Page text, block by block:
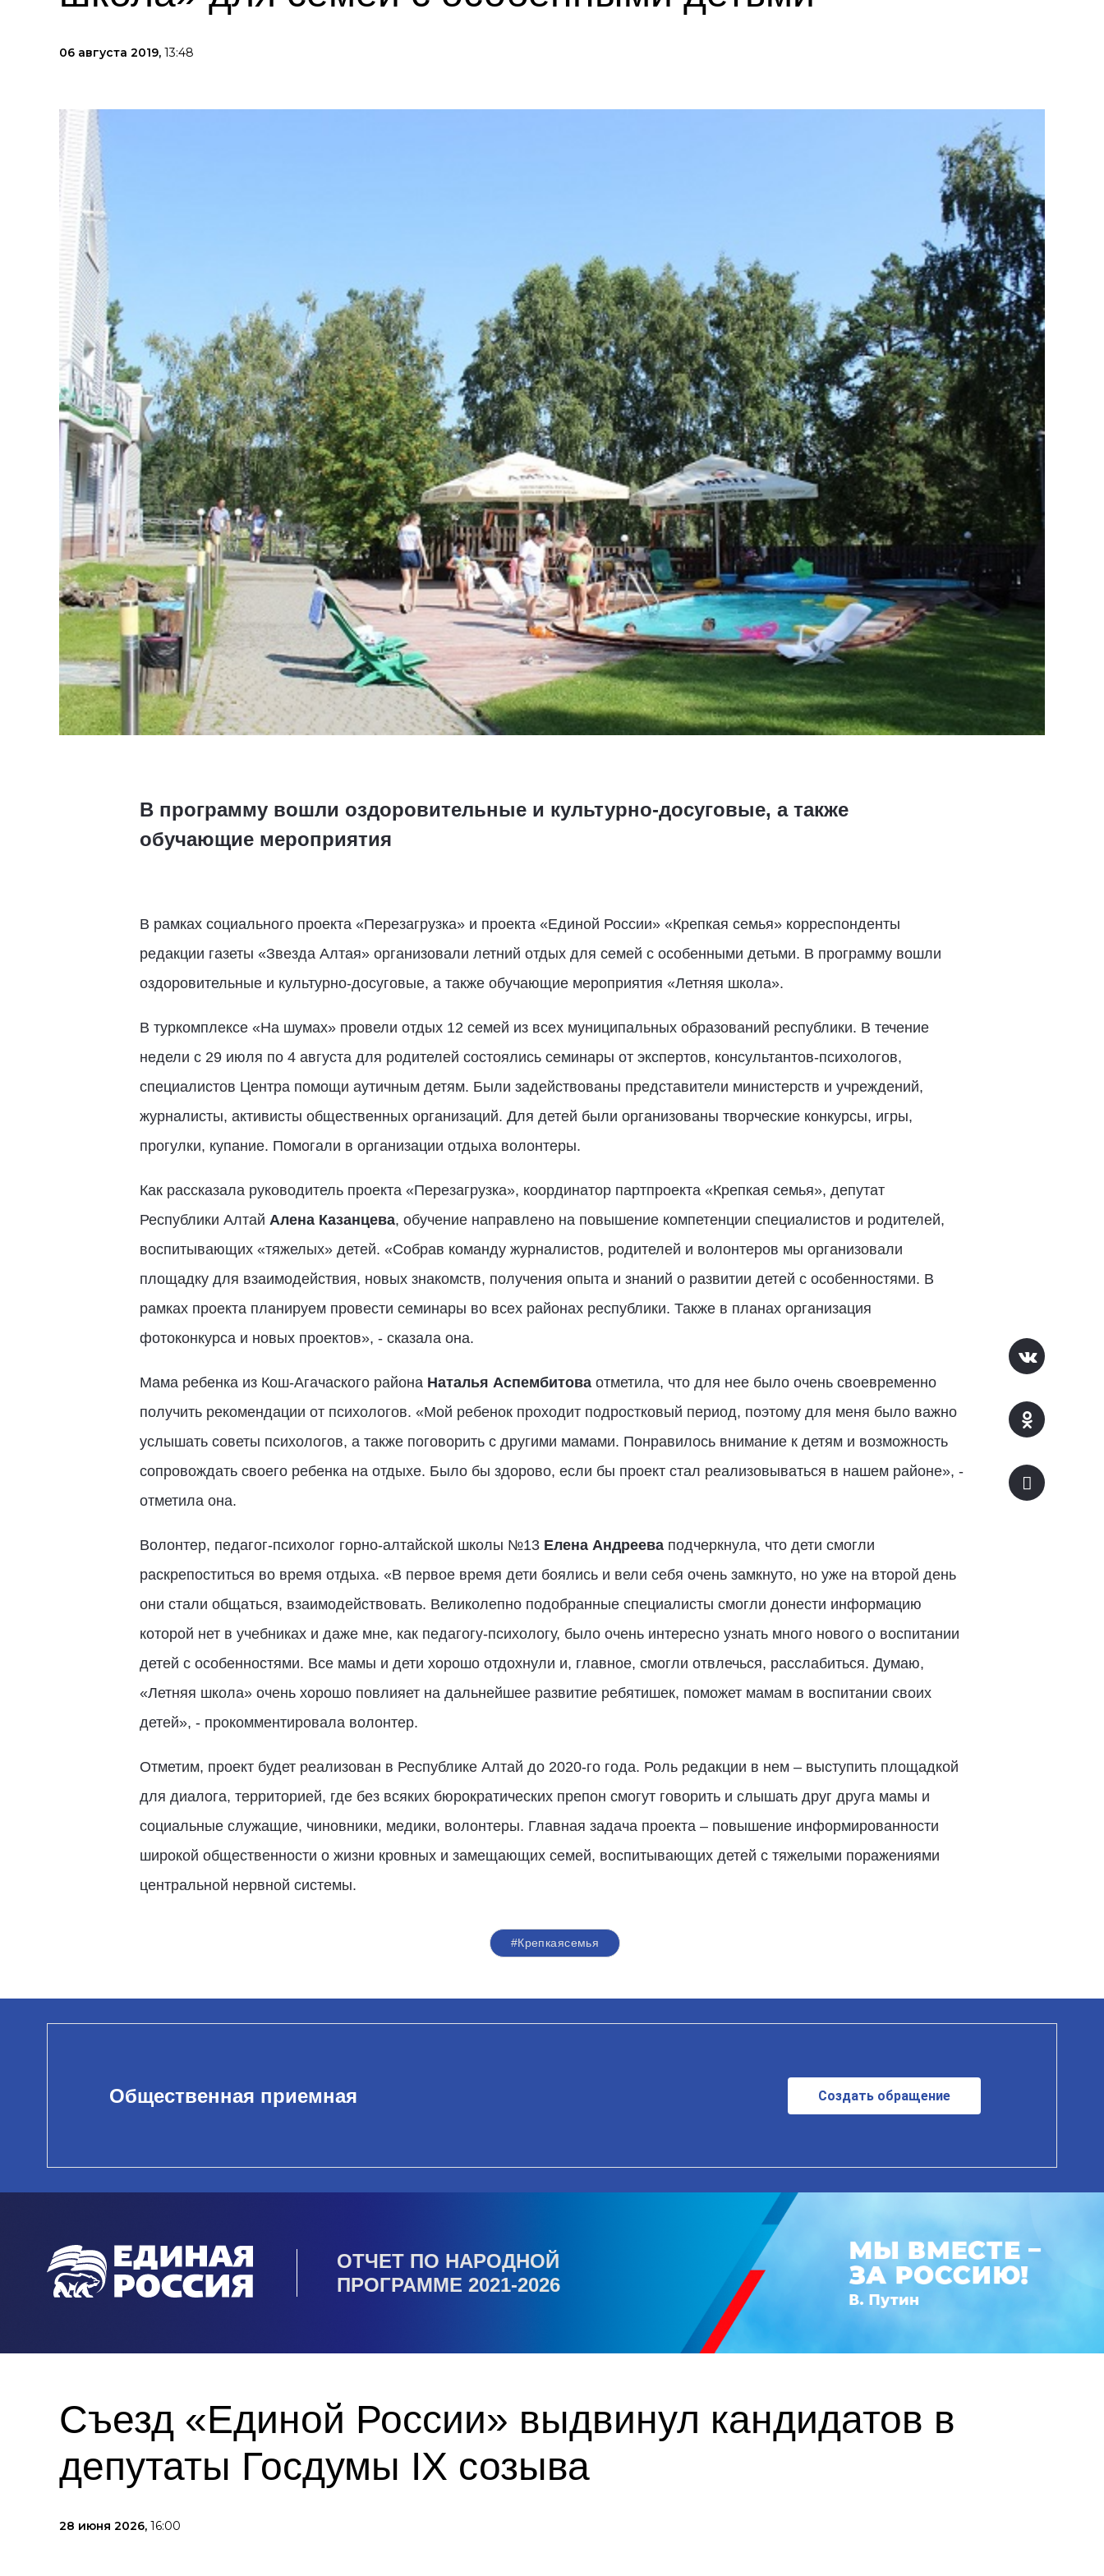
06 августа 2019, 13:48
В программу вошли оздоровительные и культурно-досуговые, а также
обучающие мероприятия
В рамках социального проекта «Перезагрузка» и проекта «Единой России» «Крепкая семья» корреспонденты
редакции газеты «Звезда Алтая» организовали летний отдых для семей с особенными детьми. В программу вошли
оздоровительные и культурно-досуговые, а также обучающие мероприятия «Летняя школа».
В туркомплексе «На шумах» провели отдых 12 семей из всех муниципальных образований республики. В течение
недели с 29 июля по 4 августа для родителей состоялись семинары от экспертов, консультантов-психологов,
специалистов Центра помощи аутичным детям. Были задействованы представители министерств и учреждений,
журналисты, активисты общественных организаций. Для детей были организованы творческие конкурсы, игры,
прогулки, купание. Помогали в организации отдыха волонтеры.
Как рассказала руководитель проекта «Перезагрузка», координатор партпроекта «Крепкая семья», депутат
Республики Алтай Алена Казанцева, обучение направлено на повышение компетенции специалистов и родителей,
воспитывающих «тяжелых» детей. «Собрав команду журналистов, родителей и волонтеров мы организовали
площадку для взаимодействия, новых знакомств, получения опыта и знаний о развитии детей с особенностями. В
рамках проекта планируем провести семинары во всех районах республики. Также в планах организация
фотоконкурса и новых проектов», - сказала она.
Мама ребенка из Кош-Агачаского района Наталья Аспембитоваотметила, что для нее было очень своевременно
получить рекомендации от психологов. «Мой ребенок проходит подростковый период, поэтому для меня было важно
услышать советы психологов, а также поговорить с другими мамами. Понравилось внимание к детям и возможность
сопровождать своего ребенка на отдыхе. Было бы здорово, если бы проект стал реализовываться в нашем районе», -
отметила она.
Волонтер, педагог-психолог горно-алтайской школы №13 Елена Андрееваподчеркнула, что дети смогли
раскрепоститься во время отдыха. «В первое время дети боялись и вели себя очень замкнуто, но уже на второй день
они стали общаться, взаимодействовать. Великолепно подобранные специалисты смогли донести информацию
которой нет в учебниках и даже мне, как педагогу-психологу, было очень интересно узнать много нового о воспитании
детей с особенностями. Все мамы и дети хорошо отдохнули и, главное, смогли отвлечься, расслабиться. Думаю,
«Летняя школа» очень хорошо повлияет на дальнейшее развитие ребятишек, поможет мамам в воспитании своих
детей», - прокомментировала волонтер.
Отметим, проект будет реализован в Республике Алтай до 2020-го года. Роль редакции в нем – выступить площадкой
для диалога, территорией, где без всяких бюрократических препон смогут говорить и слышать друг друга мамы и
социальные служащие, чиновники, медики, волонтеры. Главная задача проекта – повышение информированности
широкой общественности о жизни кровных и замещающих семей, воспитывающих детей с тяжелыми поражениями
центральной нервной системы.
#Крепкаясемья
Общественная приемная Создать обращение
ОТЧЕТ ПО НАРОДНОЙ
ПРОГРАММЕ 2021-2026
Съезд «Единой России» выдвинул кандидатов в
депутаты Госдумы IX созыва
28 июня 2026, 16:00